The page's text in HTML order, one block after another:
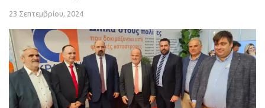
23 Σεπτεμβρίου, 2024